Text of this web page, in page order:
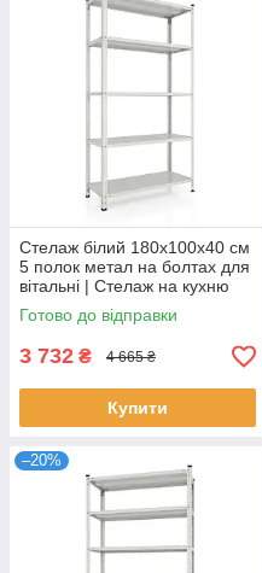
Стелаж білий 180х100х40 см
5 полок метал на болтах для
вітальні | Стелаж на кухню
Готово до відправки
3 732 ₴ 4 665 ₴
Купити
–20%